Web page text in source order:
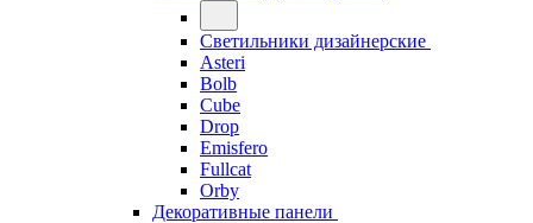
Светильники дизайнерские
Asteri
Bolb
Cube
Drop
Emisfero
Fullcat
Orby
Декоративные панели